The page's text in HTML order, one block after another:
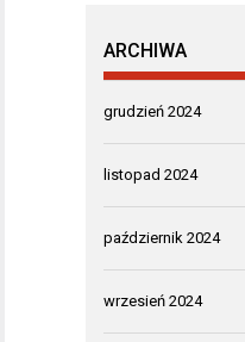
ARCHIWA
grudzień 2024
listopad 2024
październik 2024
wrzesień 2024